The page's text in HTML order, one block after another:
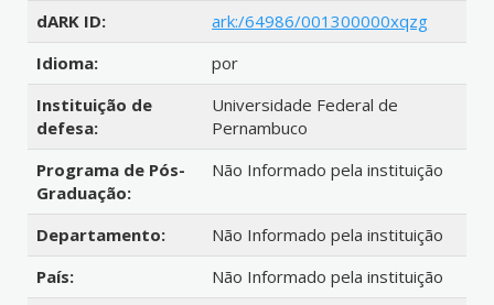
dARK ID:
ark:/64986/001300000xqzg
Idioma:
por
Instituição de
defesa:
Universidade Federal de
Pernambuco
Programa de Pós-
Graduação:
Não Informado pela instituição
Departamento:
Não Informado pela instituição
País:
Não Informado pela instituição